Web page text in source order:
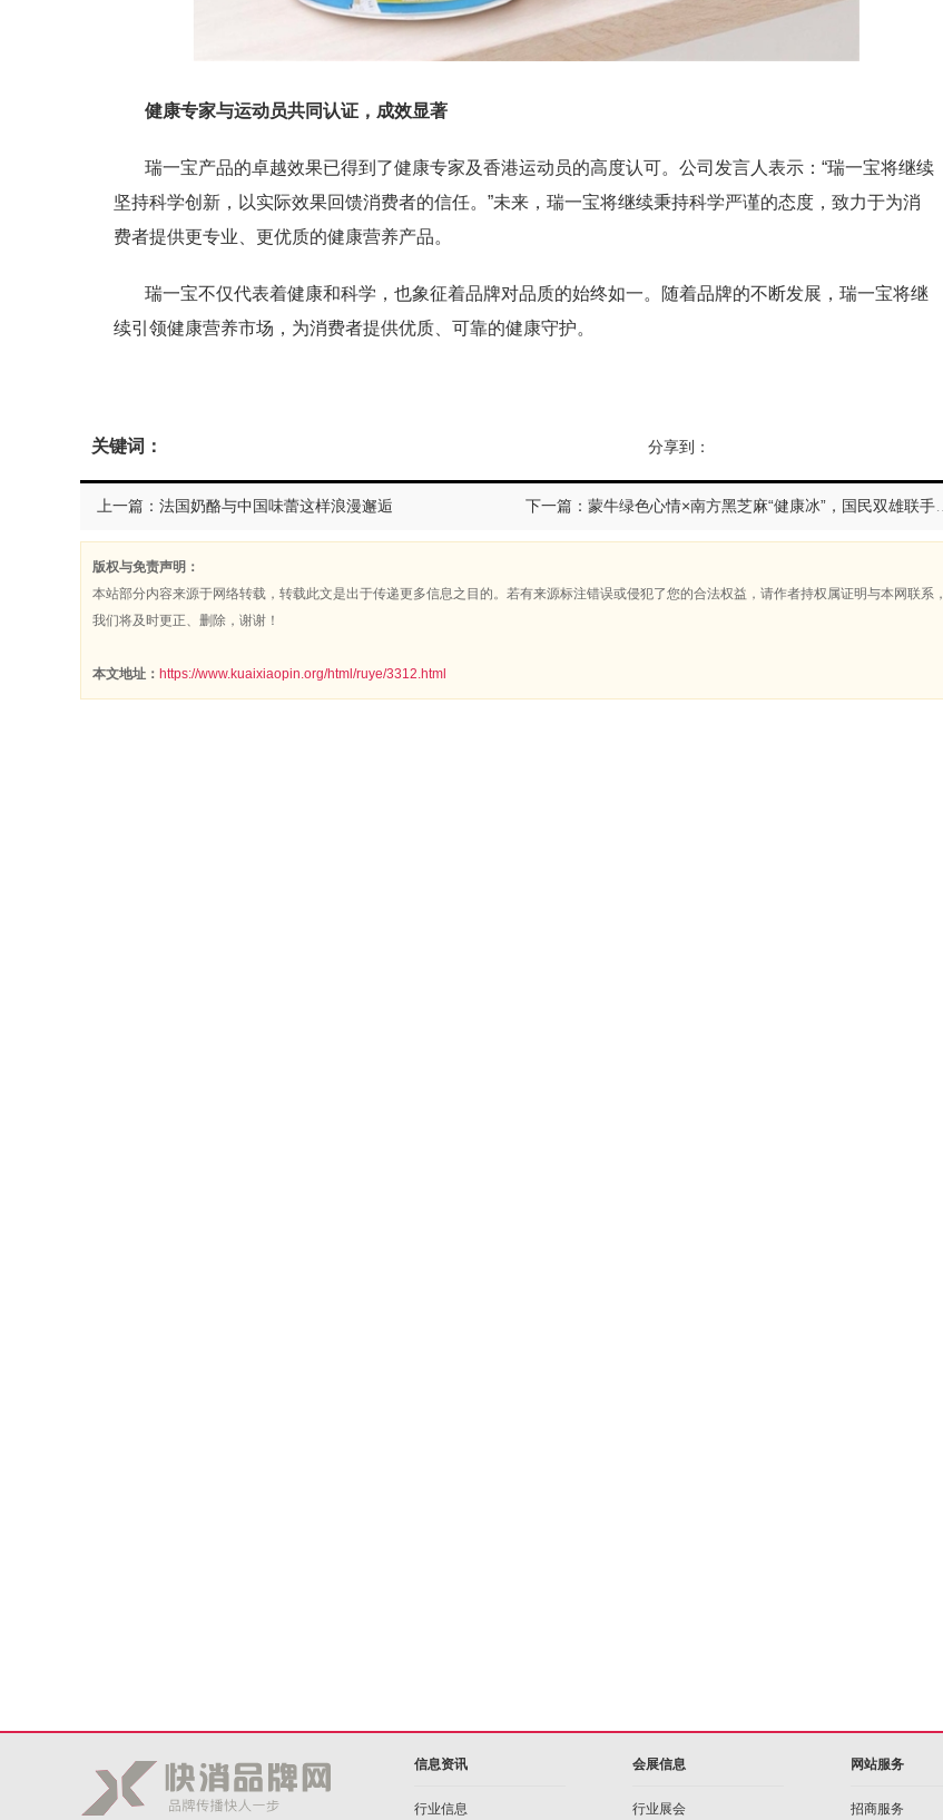
健康专家与运动员共同认证，成效显著
瑞一宝产品的卓越效果已得到了健康专家及香港运动员的高度认可。公司发言人表示：“瑞一宝将继续
坚持科学创新，以实际效果回馈消费者的信任。”未来，瑞一宝将继续秉持科学严谨的态度，致力于为消
费者提供更专业、更优质的健康营养产品。
瑞一宝不仅代表着健康和科学，也象征着品牌对品质的始终如一。随着品牌的不断发展，瑞一宝将继
续引领健康营养市场，为消费者提供优质、可靠的健康守护。
关键词： 分享到：
上一篇：法国奶酪与中国味蕾这样浪漫邂逅
版权与免责声明：
本站部分内容来源于网络转载，转载此文是出于传递更多信息之目的。若有来源标注错误或侵犯了您的合法权益，请作者持权属证明与本网联系，
我们将及时更正、删除，谢谢！
本文地址： https://www.kuaixiaopin.org/html/ruye/3312.html
信息资讯
行业信息
会展信息
行业展会
网站服务
招商服务